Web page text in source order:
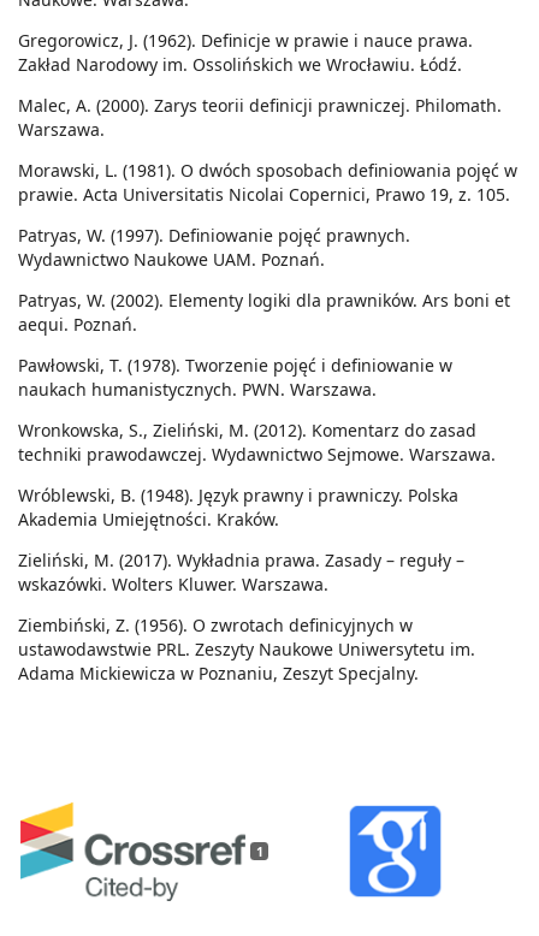
1
Gregorowicz, J. (1962). Definicje w prawie i nauce prawa.
Zakład Narodowy im. Ossolińskich we Wrocławiu. Łódź.
Malec, A. (2000). Zarys teorii definicji prawniczej. Philomath.
Warszawa.
Morawski, L. (1981). O dwóch sposobach definiowania pojęć w
prawie. Acta Universitatis Nicolai Copernici, Prawo 19, z. 105.
Patryas, W. (1997). Definiowanie pojęć prawnych.
Wydawnictwo Naukowe UAM. Poznań.
Patryas, W. (2002). Elementy logiki dla prawników. Ars boni et
aequi. Poznań.
Pawłowski, T. (1978). Tworzenie pojęć i definiowanie w
naukach humanistycznych. PWN. Warszawa.
Wronkowska, S., Zieliński, M. (2012). Komentarz do zasad
techniki prawodawczej. Wydawnictwo Sejmowe. Warszawa.
Wróblewski, B. (1948). Język prawny i prawniczy. Polska
Akademia Umiejętności. Kraków.
Zieliński, M. (2017). Wykładnia prawa. Zasady – reguły –
wskazówki. Wolters Kluwer. Warszawa.
Ziembiński, Z. (1956). O zwrotach definicyjnych w
ustawodawstwie PRL. Zeszyty Naukowe Uniwersytetu im.
Adama Mickiewicza w Poznaniu, Zeszyt Specjalny.